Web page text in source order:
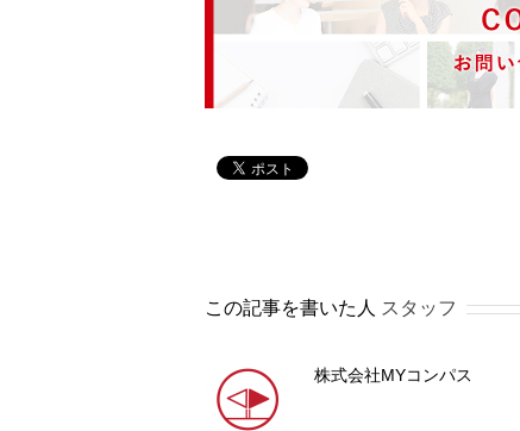
この記事を書いた人 スタッフ
株式会社MYコンパス